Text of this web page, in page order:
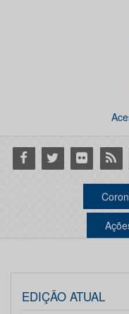
Facebook
Twitter Flickr RSS
EDIÇÃO ATUAL